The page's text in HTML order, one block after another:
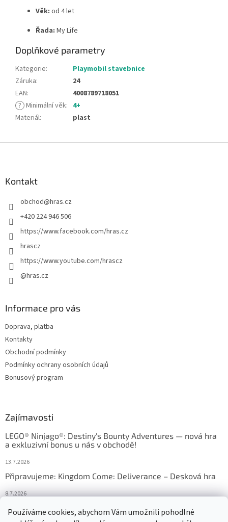
Používáme cookies, abychom Vám umožnili pohodlné
Věk: od 4 let
Řada: My Life
Doplňkové parametry
Kategorie:
Playmobil stavebnice
Záruka:
24
EAN:
4008789718051
? Minimální věk: 4+
Materiál: plast
Kontakt
obchod@hras.cz
+420 224 946 506
https://www.facebook.com/hras.cz
hrascz
https://www.youtube.com/hrascz
@hras.cz
Informace pro vás
Doprava, platba
Kontakty
Obchodní podmínky
Podmínky ochrany osobních údajů
Bonusový program
Zajímavosti
LEGO® Ninjago®: Destiny's Bounty Adventures — nová hra
a exkluzivní bonus u nás v obchodě!
13.7.2026
Připravujeme: Kingdom Come: Deliverance – Desková hra
8.7.2026
Nejlepší deskové hry: výběr, který frčí v celém Česku